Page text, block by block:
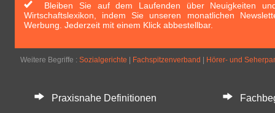
Bleiben Sie auf dem Laufenden über Neuigkeiten
Wirtschaftslexikon, indem Sie unseren monatlichen
Werbung. Jederzeit mit einem Klick abbestellbar.
Weitere Begriffe : Sozialgerichte Fachspitzenverband Hörer- und
Praxisnahe Definitionen